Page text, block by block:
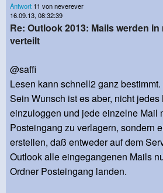
Antwort 11 von neverever
16.09.13, 08:32:39
Re: Outlook 2013: Mails werden
verteilt
@saffi
Lesen kann schnell2 ganz bestimmt.
Sein Wunsch ist es aber, nicht
einzuloggen und jede einzelne Mail
Posteingang zu verlagern, sondern
erstellen, daß entweder auf dem
Outlook alle eingegangenen Mails
Ordner Posteingang landen.